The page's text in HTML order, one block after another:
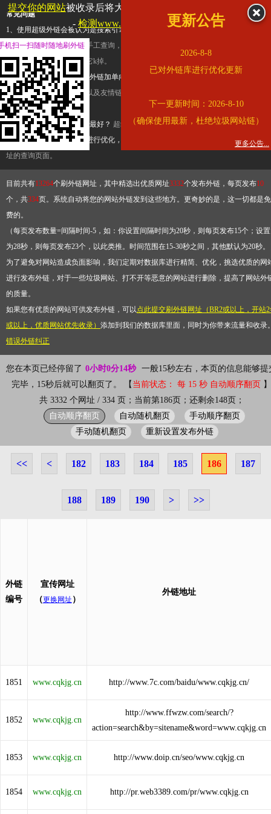
常见问题
1、使用超级外链会被认为是搜索引擎优化作弊吗？ 超级外链只是一个简便而集成
查询工具，模拟的是正常手工查询，不是作弊。如果是作弊，那您可以使用超级外
推广竞争对手的网址，让它k掉。
2、网站优化单纯依靠超级外链加单向链接可行吗？
链，需要结合普通的外链以及友情链接，您可以到站长论坛发布外链，到友情链接
台交换友情链接。
3、如何使用超级外链效果最好？ 超级外链不同于普通的外链，它是动态的链接，
有频繁使用超级外链工具进行优化，才能获得稳定的外链
，最终使搜索引擎收录带
址的查询页面。
目前共有13264个刷外链网址，其中精选出优质网址3332个发布外链，每页发布10
个，共334页。系统自动将您的网站外链发到这些地方。更奇妙的是，这一切都是免
费的。
（每页发布数量=间隔时间-5，如：你设置间隔时间为20秒，则每页发布15个；设置
为28秒，则每页发布23个，以此类推。时间范围在15-30秒之间，其他默认为20秒
为了避免对网站造成负面影响，我们定期对数据库进行精简、优化，挑选优质的网
进行发布外链，对于一些垃圾网站、打不开等恶意的网站进行删除，提高了网站外
的质量。
如果您有优质的网站可供发布外链，可以点此提交刷外链网址（BR2或以上，开站
或以上，优质网站优先收录） 添加到我们的数据库里面，同时为你带来流量和收录
错误外链纠正
您在本页已经停留了 0小时0分14秒 一般15秒左右，本页的信息能够提
完毕，15秒后就可以翻页了。 【 当前状态： 每 15 秒 自动顺序翻页 】
共 3332 个网址 / 334 页；当前第186页；还剩余148页；
自动顺序翻页 自动随机翻页
手动顺序翻页
手动随机翻页
重新设置发布外链
<< < 182 183 184 185 186 187
188 189 190 > >>
外链
编号
宣传网址
（更换网址 ）
外链地址
1851 www.cqkjg.cn http://www.7c.com/baidu/www.cqkjg.cn/
1852 www.cqkjg.cn
http://www.ffwzw.com/search/?
action=search&by=sitename&word=www.cqkjg.cn
1853 www.cqkjg.cn http://www.doip.cn/seo/www.cqkjg.cn
1854 www.cqkjg.cn http://pr.web3389.com/pr/www.cqkjg.cn
提交你的网站被收录后将大幅提升流量和外链，
查看展示页面
- 检测www.cqkjg.cn是否收录更新公告
2026-8-8
已对外链库进行优化更新
下一更新时间：2026-8-10
（确保使用最新，杜绝垃圾网站链）
更多公告...
机扫一扫随时随地刷外链